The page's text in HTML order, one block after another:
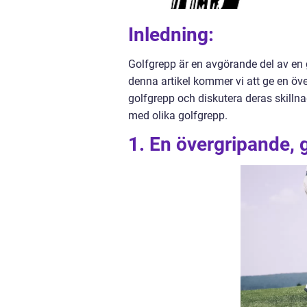
Inledning:
Golfgrepp är en avgörande del av
denna artikel kommer vi att ge en
golfgrepp och diskutera deras
med olika golfgrepp.
1. En övergripande,